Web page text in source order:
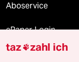
Aboservice
ePaper Login
Downloads für
taz zahl ich